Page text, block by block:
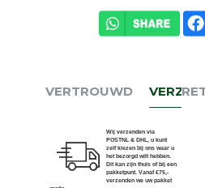
VERTROUWD
Wij verzenden via
POSTNL & DHL, u kunt
zelf kiezen bij ons waar u
het bezorgd wilt hebben.
Dit kan zijn thuis of bij een
pakketpunt. Vanaf €75,-
verzenden we uw pakket